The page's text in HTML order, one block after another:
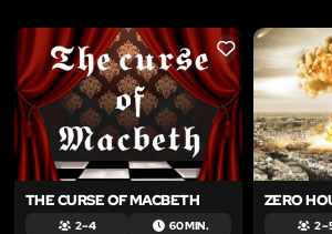
LIKE
THE CURSE OF MACBETH
2 – 4 60 MIN.
ZERO
2 –